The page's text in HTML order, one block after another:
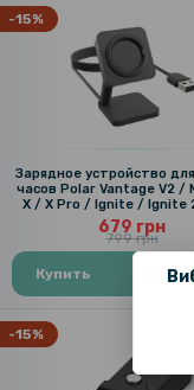
-15%
Зарядное устройство
часов Polar Vantage V2 /
X / X Pro / Ignite / Ignite
Black
679 грн
799 грн
Купить
-15%